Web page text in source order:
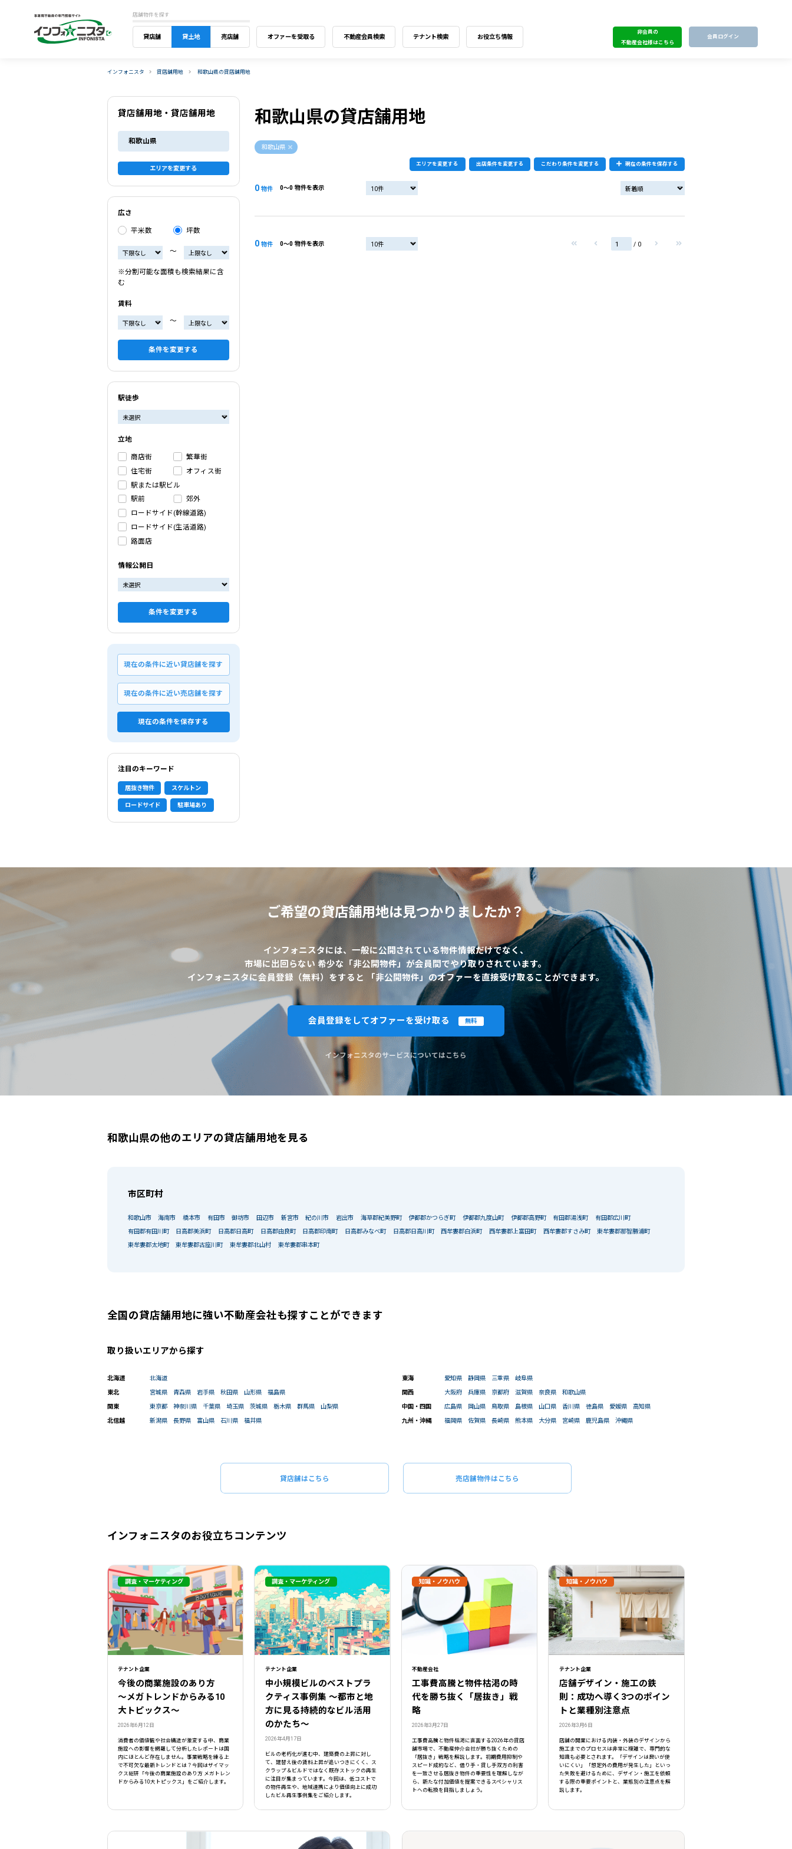
店舗物件を探す
貸店舗 貸土地 売店舗 オファーを受取る 不動産会員検索 テナント検索 お役立ち情報
非会員の
不動産会社様はこちら
会員ログイン
インフォニスタ 貸店舗用地 和歌山県の貸店舗用地
和歌山県の貸店舗用地
和歌山県
エリアを変更する 出店条件を変更する こだわり条件を変更する 現在の条件を保存する
0物件 0〜0 物件を表示
0物件 0〜0 物件を表示 / 0
貸店舗用地・貸店舗用地
和歌山県
エリアを変更する
広さ
平米数 坪数
〜
※分割可能な面積も検索結果に含
む
賃料
〜
条件を変更する
駅徒歩
立地
商店街
繁華街
住宅街
オフィス街
駅または駅ビル
駅前
郊外
ロードサイド(幹線道路)
ロードサイド(生活道路)
路面店
情報公開日
条件を変更する
現在の条件に近い貸店舗を探す
現在の条件に近い売店舗を探す
現在の条件を保存する
注目のキーワード
居抜き物件 スケルトン
ロードサイド 駐車場あり
ご希望の貸店舗用地は見つかりましたか？
インフォニスタには、一般に公開されている物件情報だけでなく、
市場に出回らない 希少な「非公開物件」が会員間でやり取りされています。
インフォニスタに会員登録（無料）をすると 「非公開物件」のオファーを直接受け取ることができます。
会員登録をしてオファーを受け取る 無料
インフォニスタのサービスについてはこちら
和歌山県の他のエリアの貸店舗用地を見る
市区町村
和歌山市 海南市 橋本市 有田市 御坊市 田辺市 新宮市 紀の川市 岩出市 海草郡紀美野町 伊都郡かつらぎ町 伊都郡九度山町 伊都郡高野町 有田郡湯浅町 有田郡広川町
有田郡有田川町 日高郡美浜町 日高郡日高町 日高郡由良町 日高郡印南町 日高郡みなべ町 日高郡日高川町 西牟婁郡白浜町 西牟婁郡上富田町 西牟婁郡すさみ町 東牟婁郡那智勝浦町
東牟婁郡太地町 東牟婁郡古座川町 東牟婁郡北山村 東牟婁郡串本町
全国の貸店舗用地に強い不動産会社も探すことができます
取り扱いエリアから探す
北海道 北海道
東北 宮城県 青森県 岩手県 秋田県 山形県 福島県
関東 東京都 神奈川県 千葉県 埼玉県 茨城県 栃木県 群馬県 山梨県
北信越 新潟県 長野県 富山県 石川県 福井県
東海 愛知県 静岡県 三重県 岐阜県
関西 大阪府 兵庫県 京都府 滋賀県 奈良県 和歌山県
中国・四国 広島県 岡山県 鳥取県 島根県 山口県 香川県 徳島県 愛媛県 高知県
九州・沖縄 福岡県 佐賀県 長崎県 熊本県 大分県 宮崎県 鹿児島県 沖縄県
貸店舗はこちら 売店舗物件はこちら
インフォニスタのお役立ちコンテンツ
テナント企業
今後の商業施設のあり方
〜メガトレンドからみる10
大トピックス〜
2026年6月12日
消費者の価値観や社会構造が激変する中、商業
施設への影響を網羅して分析したレポートは国
内にほとんど存在しません。事業戦略を練る上
で不可欠な最新トレンドとは？今回はザイマッ
クス総研「今後の商業施設のあり方 メガトレン
ドからみる10大トピックス」をご紹介します。
調査・マーケティング
テナント企業
中小規模ビルのベストプラ
クティス事例集 ～都市と地
方に見る持続的なビル活用
のかたち～
2026年4月17日
ビルの老朽化が進む中、建築費の上昇に対し
て、建替え後の賃料上昇が追いつきにくく、ス
クラップ＆ビルドではなく既存ストックの再生
に注目が集まっています。今回は、低コストで
の物件再生や、地域連携により価値向上に成功
したビル再生事例集をご紹介します。
調査・マーケティング
不動産会社
工事費高騰と物件枯渇の時
代を勝ち抜く「居抜き」戦
略
2026年3月27日
工事費高騰と物件枯渇に直面する2026年の貸店
舗市場で、不動産仲介会社が勝ち抜くための
「居抜き」戦略を解説します。初期費用抑制や
スピード成約など、借り手・貸し手双方の利害
を一致させる居抜き物件の重要性を理解しなが
ら、新たな付加価値を提案できるスペシャリス
トへの転換を目指しましょう。
知識・ノウハウ
テナント企業
店舗デザイン・施工の鉄
則：成功へ導く3つのポイン
トと業種別注意点
2026年3月6日
店舗の開業における内装・外装のデザインから
施工までのプロセスは非常に複雑で、専門的な
知識も必要とされます。「デザインは良いが使
いにくい」「想定外の費用が発生した」といっ
た失敗を避けるために、デザイン・施工を依頼
する際の重要ポイントと、業態別の注意点を解
説します。
知識・ノウハウ